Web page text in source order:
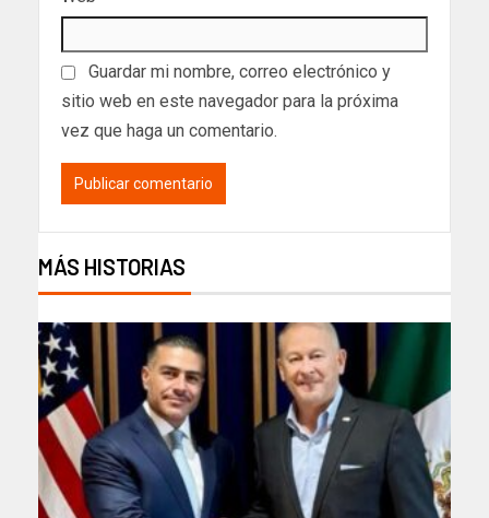
Guardar mi nombre, correo electrónico y
sitio web en este navegador para la próxima
vez que haga un comentario.
MÁS HISTORIAS